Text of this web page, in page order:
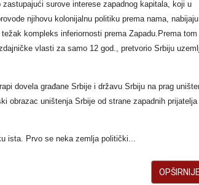
zastupajući surove interese zapadnog kapitala, koji u
njihovu kolonijalnu politiku prema nama, nabijaju
kompleks inferiornosti prema Zapadu.Prema tom
vlasti za samo 12 god., pretvorio Srbiju
dovela građane Srbije i državu Srbiju na prag
obrazac uništenja Srbije od strane zapadnih prijatelja
ista. Prvo se neka zemlja politički...